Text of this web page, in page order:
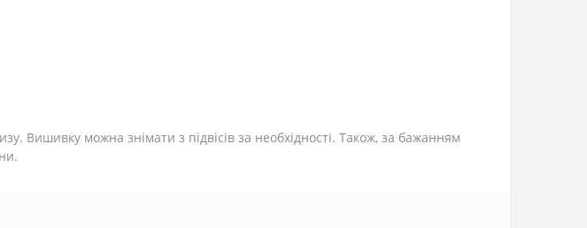
Вишивку можна знімати з підвісів за необхідності. Також, за бажанням